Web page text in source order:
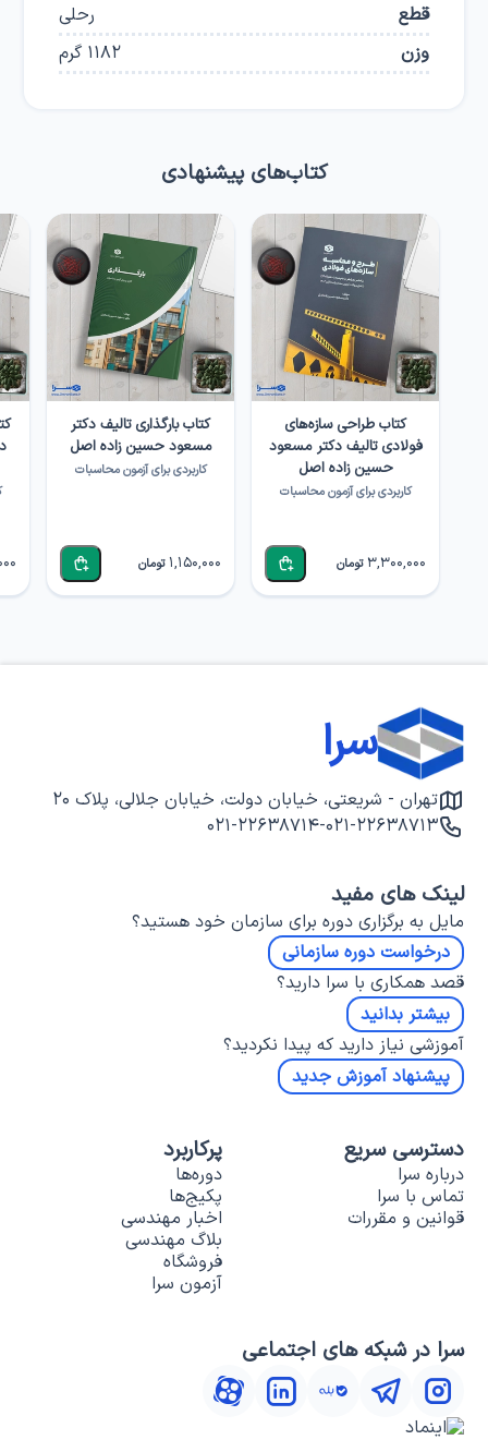
قطع
رحلی
وزن
1182 گرم
کتاب‌های پیشنهادی
کتاب طراحی سازه‌های
فولادی تالیف دکتر مسعود
حسین زاده اصل
کاربردی برای آزمون محاسبات
3,300,000 تومان
کتاب بارگذاری تالیف دکتر
مسعود حسین زاده اصل
کاربردی برای آزمون محاسبات
1,150,000 تومان
سرا
تهران - شریعتی، خیابان دولت، خیابان جلالی، پلاک ۲۰
۰۲۱-۲۲۶۳۸۷۱۳-۰۲۱-۲۲۶۳۸۷۱۴
لینک های مفید
مایل به برگزاری دوره برای سازمان خود هستید؟
درخواست دوره سازمانی
قصد همکاری با سرا دارید؟
بیشتر بدانید
آموزشی نیاز دارید که پیدا نکردید؟
پیشنهاد آموزش جدید
دسترسی سریع
درباره سرا
تماس با سرا
قوانین و مقررات
پرکاربرد
دوره‌ها
پکیج‌ها
اخبار مهندسی
بلاگ مهندسی
فروشگاه
آزمون سرا
سرا در شبکه های اجتماعی